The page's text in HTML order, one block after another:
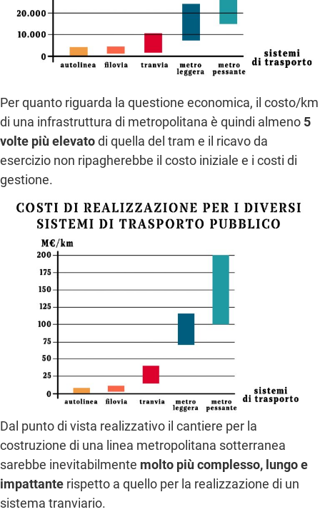
Per quanto riguarda la questione economica, il costo/km
di una infrastruttura di metropolitana è quindi almeno 5
volte più elevatodi quella del tram e il ricavo da
esercizio non ripagherebbe il costo iniziale e i costi di
gestione.
Dal punto di vista realizzativo il cantiere per la
costruzione di una linea metropolitana sotterranea
sarebbe inevitabilmente molto più complesso, lungoe
impattante rispetto a quello per la realizzazione di un
sistema tranviario.